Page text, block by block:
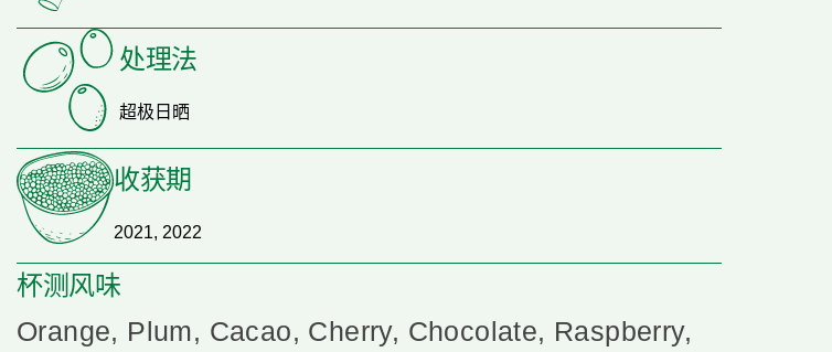
处理法
超极日晒
收获期
2021, 2022
杯测风味
Orange, Plum, Cacao, Cherry, Chocolate, Raspberry,